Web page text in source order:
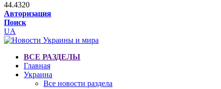
44.4320
Авторизация
Поиск
UA
ВСЕ РАЗДЕЛЫ
Главная
Украина
Все новости раздела